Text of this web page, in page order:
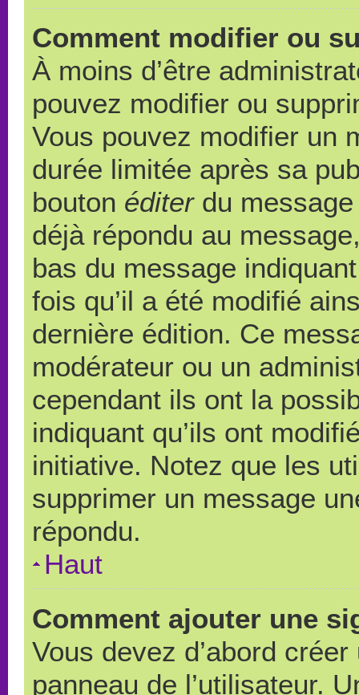
Comment modifier ou
À moins d’être
pouvez modifier ou
Vous pouvez modifier un
durée limitée après sa
bouton éditerdu message
déjà répondu au
bas du message
fois qu’il a été modifié
dernière édition. Ce
modérateur ou un
cependant ils ont la
indiquant qu’ils ont
initiative. Notez que les
supprimer un message
répondu.
Haut
Comment ajouter une
Vous devez d’abord
panneau de l’utilisateur.